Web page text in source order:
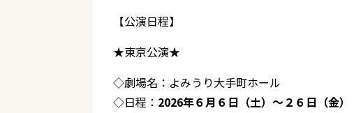
【公演日程】
★東京公演★
◇劇場名：よみうり大手町ホール
◇日程： 2026年６月６日（土）～２６日（金）